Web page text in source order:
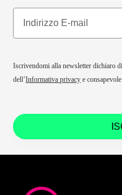
Iscrivendomi alla newsletter dichiaro
dell’Informativa privacy e